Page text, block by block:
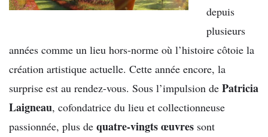
depuis
plusieurs
années comme un lieu hors-norme où l’histoire côtoie la
création artistique actuelle. Cette année encore, la
surprise est au rendez-vous. Sous l’impulsion de Patricia
Laigneau, cofondatrice du lieu et collectionneuse
passionnée, plus de quatre-vingts œuvres sont